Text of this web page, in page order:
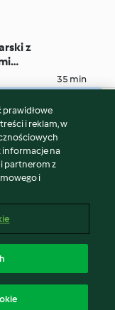
z
35 min
prawidłowe
i reklam, w
informacje na
partnerom z
i